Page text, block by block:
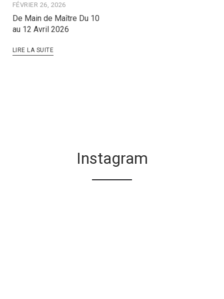
FÉVRIER 26, 2026
De Main de Maître Du 10
au 12 Avril 2026
LIRE LA SUITE
Instagram